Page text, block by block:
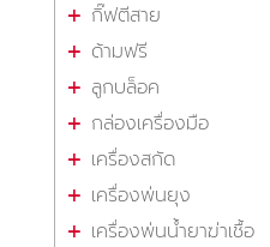
กิ๊ฟตีสาย
ด้ามฟรี
ลูกบล็อค
กล่องเครื่องมือ
เครื่องสกัด
เครื่องพ่นยุง
เครื่องพ่นน้ำยาฆ่าเชื้อ